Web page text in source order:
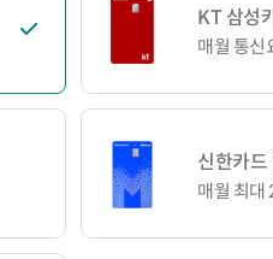
KT 삼성
매월 통신
신한카
매월 최대